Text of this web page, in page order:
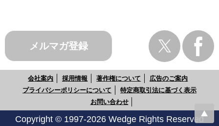
メルマガ登録
会社案内 採用情報 著作権について
広告のご案内
プライバシーポリシーについて
特定商取引法に基づく表示
お問い合わせ
Copyright © 1997-2026 Wedge Rights Reserved